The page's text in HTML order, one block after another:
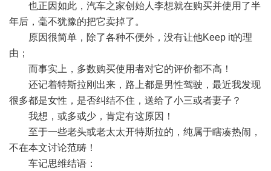
也正因如此，汽车之家创始人李想就在购买并使用了半
年后，毫不犹豫的把它卖掉了。
原因很简单，除了各种不便外，没有让他Keep it的理
由；
而事实上，多数购买使用者对它的评价都不高！
还记着特斯拉刚出来，路上都是男性驾驶，最近我发现
很多都是女性，是否纠结不住，送给了小三或者妻子？
我想，或多或少，肯定有这原因！
至于一些老头或老太太开特斯拉的，纯属于瞎凑热闹，
不在本文讨论范畴！
车记思维结语：